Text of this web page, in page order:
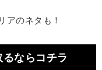
アのネタも！
ならコチラ